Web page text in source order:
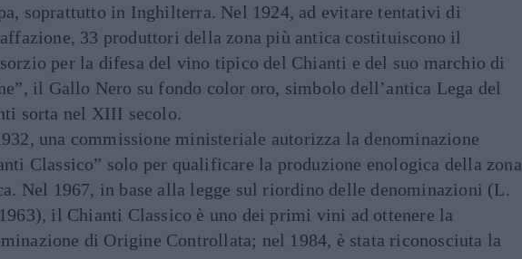
soprattutto in Inghilterra. Nel 1924, ad evitare tentativi di
33 produttori della zona più antica costituiscono il
per la difesa del vino tipico del Chianti e del suo marchio di
il Gallo Nero su fondo color oro, simbolo dell’antica Lega del
sorta nel XIII secolo.
una commissione ministeriale autorizza la denominazione
Classico” solo per qualificare la produzione enologica della zona
Nel 1967, in base alla legge sul riordino delle denominazioni (L.
il Chianti Classico è uno dei primi vini ad ottenere la
di Origine Controllata; nel 1984, è stata riconosciuta la